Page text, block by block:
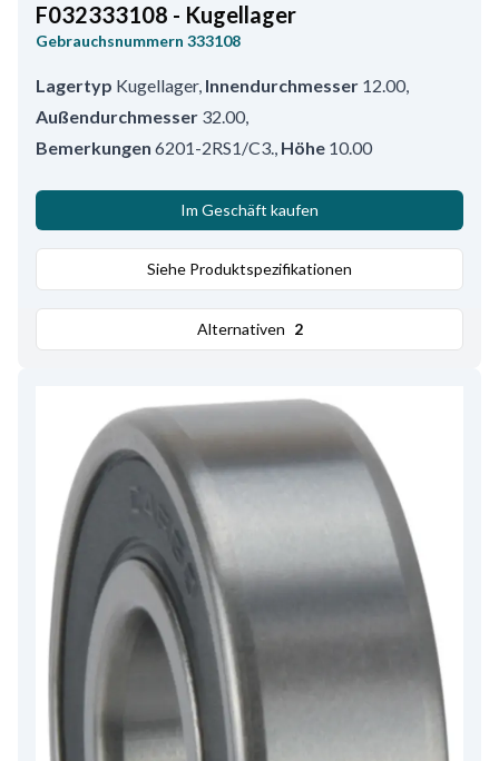
F032333108 - Kugellager
Gebrauchsnummern 333108
Lagertyp Kugellager, Innendurchmesser 12.00,
Außendurchmesser 32.00,
Bemerkungen 6201-2RS1/C3., Höhe 10.00
Im Geschäft kaufen
Siehe Produktspezifikationen
Alternativen 2